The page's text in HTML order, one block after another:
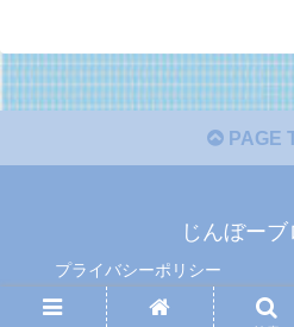
PAGE
じんぼー
プライバシーポリシー
© 2022 じんぼ